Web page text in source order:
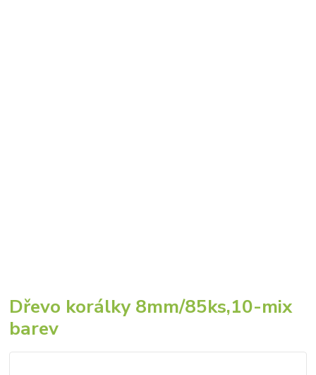
Dřevo korálky 8mm/85ks,10-mix
barev